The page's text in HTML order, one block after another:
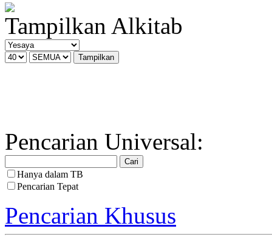
Tampilkan Alkitab
Pencarian Universal:
Hanya dalam TB
Pencarian Tepat
Pencarian Khusus